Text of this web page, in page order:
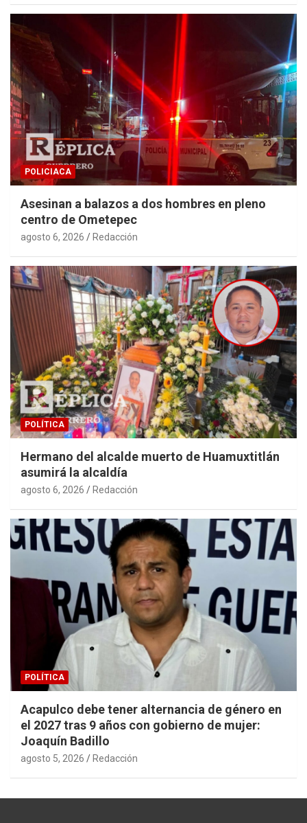
POLICIACA
Asesinan a balazos a dos hombres en pleno
centro de Ometepec
agosto 6, 2026 Redacción
POLÍTICA
Hermano del alcalde muerto de Huamuxtitlán
asumirá la alcaldía
agosto 6, 2026 Redacción
POLÍTICA
Acapulco debe tener alternancia de género en
el 2027 tras 9 años con gobierno de mujer:
Joaquín Badillo
agosto 5, 2026 Redacción